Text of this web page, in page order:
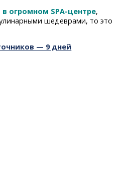
в огромном SPA-центре,
шедеврами, то это
— 9 дней